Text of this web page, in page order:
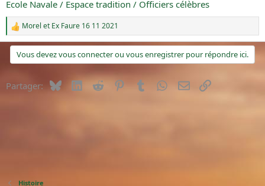
Ecole Navale / Espace tradition / Officiers célèbres
R
é
c
i
Morel et Ex Faure 16 11 2021
Vous devez vous connecter ou vous enregistrer pour répondre ici.
Partager: BlueskyLinkedIn
Reddit PinterestTumblr WhatsApp
E-mailLien
Histoire